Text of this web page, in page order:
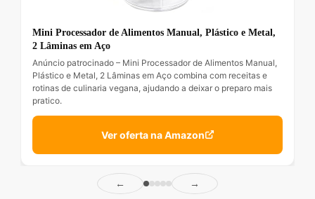
Mini Processador de Alimentos Manual, Plástico e Metal,
2 Lâminas em Aço
Anúncio patrocinado – Mini Processador de Alimentos Manual,
Plástico e Metal, 2 Lâminas em Aço combina com receitas e
rotinas de culinaria vegana, ajudando a deixar o preparo mais
pratico.
Ver oferta na Amazon
← →